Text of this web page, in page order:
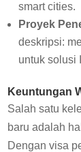
smart cities.
Proyek
deskripsi:
untuk solusi
Keuntungan
Salah satu
baru adalah
Dengan visa